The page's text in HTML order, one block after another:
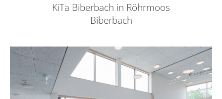
KiTa Biberbach in Röhrmoos
Biberbach